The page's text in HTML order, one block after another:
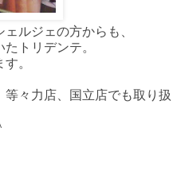
ルジェの方からも、
トリデンテ。
。
々力店、国立店でも取り扱